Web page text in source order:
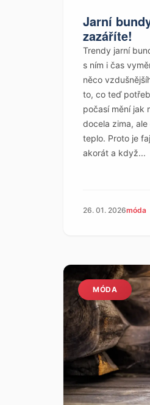
Jarní
zazáříte!
Trendy jarní
s ním i čas
něco
to, co teď
počasí mění jak
docela zima,
teplo. Proto je
akorát a když...
26. 01. 2026móda
MÓDA